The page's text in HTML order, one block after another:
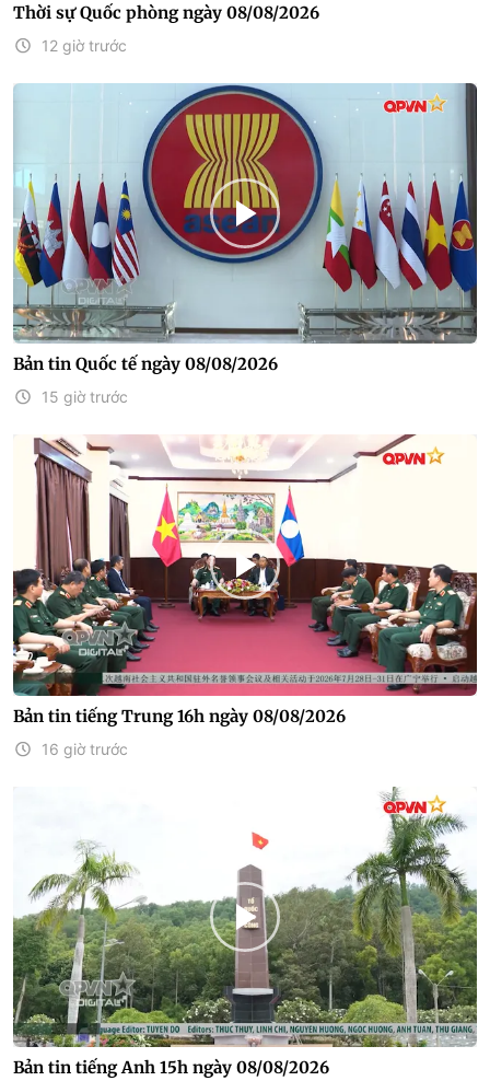
Thời sự Quốc phòng ngày 08/08/2026
12 giờ trước
Bản tin Quốc tế ngày 08/08/2026
15 giờ trước
Bản tin tiếng Trung 16h ngày 08/08/2026
16 giờ trước
Bản tin tiếng Anh 15h ngày 08/08/2026